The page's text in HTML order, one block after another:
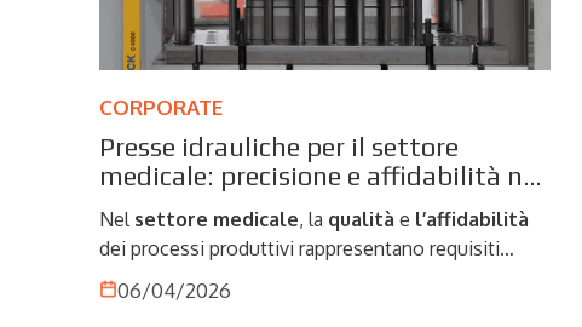
CORPORATE
Presse idrauliche per il settore
medicale: precisione e affidabilità nei
processi produttivi
Nel settore medicale, la qualità e l’affidabilità
dei processi produttivi rappresentano requisiti
imprescindibili. La produzione di componenti e
dispositivi destinati a questo ambito richiede livelli
06/04/2026